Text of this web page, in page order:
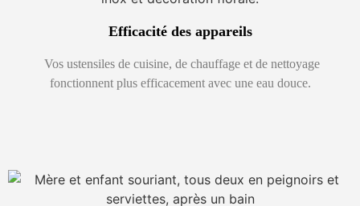
Efficacité des appareils
Vos ustensiles de cuisine, de chauffage et de nettoyage
fonctionnent plus efficacement avec une eau douce.